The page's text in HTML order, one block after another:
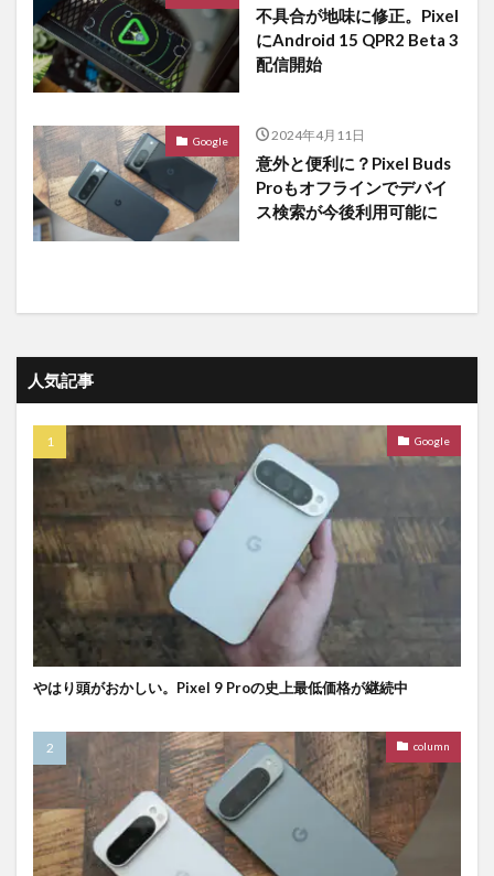
不具合が地味に修正。Pixel
にAndroid 15 QPR2 Beta 3
配信開始
Google 2024年4月11日
意外と便利に？Pixel Buds
Proもオフラインでデバイ
ス検索が今後利用可能に
人気記事
Google
やはり頭がおかしい。Pixel 9 Proの史上最低価格が継続中
column